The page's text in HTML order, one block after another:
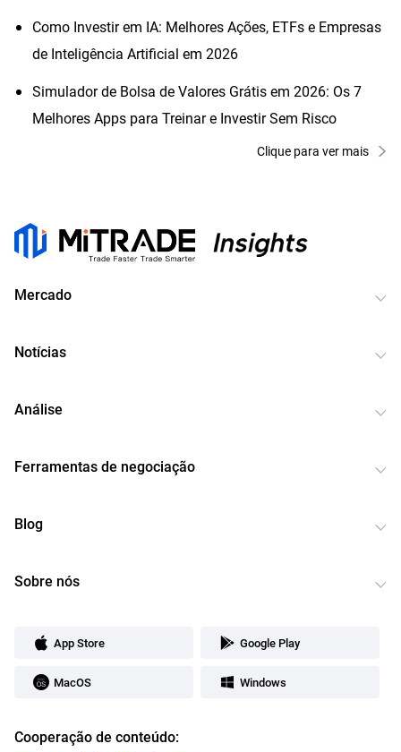
Como Investir em IA: Melhores Ações, ETFs e Empresas
de Inteligência Artificial em 2026
Simulador de Bolsa de Valores Grátis em 2026: Os 7
Melhores Apps para Treinar e Investir Sem Risco
Clique para ver mais
Mercado
Notícias
Análise
Ferramentas de negociação
Blog
Sobre nós
App Store Google Play
MacOS Windows
Cooperação de conteúdo: